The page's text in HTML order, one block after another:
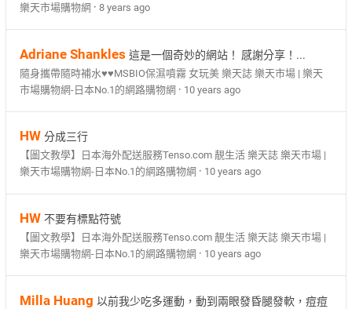
樂天市場購物網 ·8 years ago
Adriane Shankles 這是一個奇妙的網站！ 感謝分享！...
隨身攜帶隨時補水♥♥MSBIO保濕噴霧 女玩美 樂天誌 樂天市場 | 樂天
市場購物網-日本No.1的網路購物網 · 10 years ago
HW 分成三行
【圖文教學】日本海外配送服務Tenso.com 靚生活 樂天誌 樂天市場 |
樂天市場購物網-日本No.1的網路購物網 · 10 years ago
HW 不要有標點符號
【圖文教學】日本海外配送服務Tenso.com 靚生活 樂天誌 樂天市場 |
樂天市場購物網-日本No.1的網路購物網 · 10 years ago
Milla Huang 以前我少吃多運動，動到兩眼發昏腿發軟，痘痘